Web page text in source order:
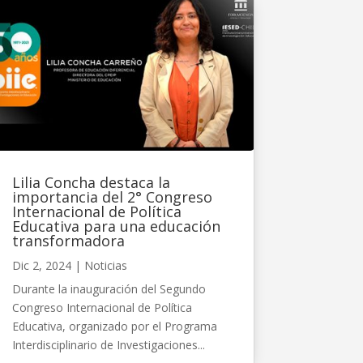
Lilia Concha destaca la
importancia del 2° Congreso
Internacional de Política
Educativa para una educación
transformadora
Dic 2, 2024| Noticias
Durante la inauguración del Segundo
Congreso Internacional de Política
Educativa, organizado por el Programa
Interdisciplinario de Investigaciones...